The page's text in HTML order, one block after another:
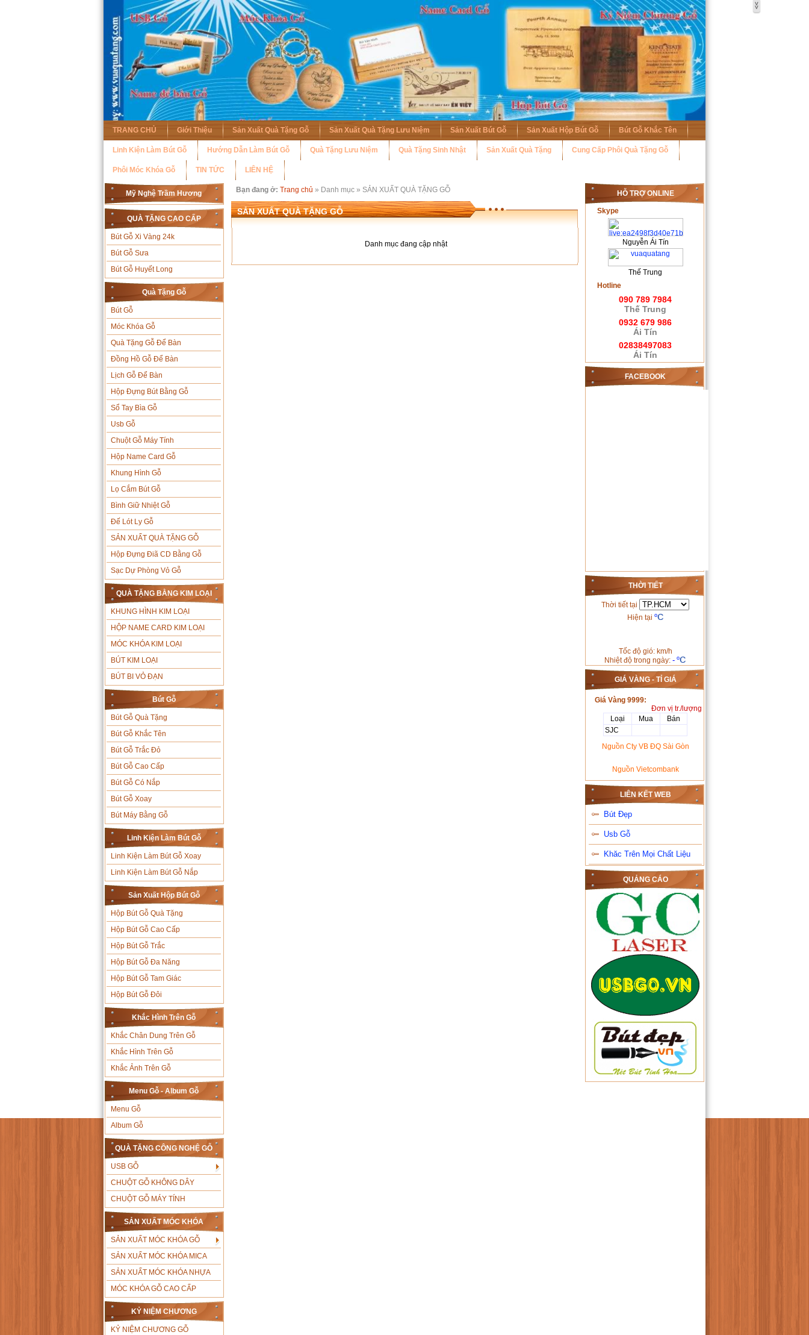
TRANG CHỦ Giới Thiệu Sản Xuất Quà Tặng Gỗ Sản Xuất Quà Tặng Lưu Niệm Sản Xuất Bút Gỗ Sản Xuất Hộp Bút Gỗ Bút Gỗ Khắc Tên
Linh Kiện Làm Bút Gỗ Hướng Dẫn Làm Bút Gỗ Quà Tặng Lưu Niệm Quà Tặng Sinh Nhật Sản Xuất Quà Tặng Cung Cấp Phôi Quà Tặng Gỗ
Phôi Móc Khóa Gỗ TIN TỨC LIÊN HỆ
Mỹ Nghệ Trầm Hương
QUÀ TẶNG CAO CẤP
Bút Gỗ Xi Vàng 24k
Bút Gỗ Sưa
Bút Gỗ Huyết Long
Quà Tặng Gỗ
Bút Gỗ
Móc Khóa Gỗ
Quà Tặng Gỗ Để Bàn
Đồng Hồ Gỗ Để Bàn
Lịch Gỗ Để Bàn
Hộp Đựng Bút Bằng Gỗ
Sổ Tay Bìa Gỗ
Usb Gỗ
Chuột Gỗ Máy Tính
Hộp Name Card Gỗ
Khung Hình Gỗ
Lọ Cắm Bút Gỗ
Bình Giữ Nhiệt Gỗ
Đế Lót Ly Gỗ
SẢN XUẤT QUÀ TẶNG GỖ
Hộp Đựng Điã CD Bằng Gỗ
Sạc Dự Phòng Vỏ Gỗ
QUÀ TẶNG BẰNG KIM LOẠI
KHUNG HÌNH KIM LOẠI
HỘP NAME CARD KIM LOẠI
MÓC KHÓA KIM LOẠI
BÚT KIM LOẠI
BÚT BI VỎ ĐẠN
Bút Gỗ
Bút Gỗ Quà Tặng
Bút Gỗ Khắc Tên
Bút Gỗ Trắc Đỏ
Bút Gỗ Cao Cấp
Bút Gỗ Có Nắp
Bút Gỗ Xoay
Bút Máy Bằng Gỗ
Linh Kiện Làm Bút Gỗ
Linh Kiện Làm Bút Gỗ Xoay
Linh Kiện Làm Bút Gỗ Nắp
Sản Xuất Hộp Bút Gỗ
Hộp Bút Gỗ Quà Tặng
Hộp Bút Gỗ Cao Cấp
Hộp Bút Gỗ Trắc
Hộp Bút Gỗ Đa Năng
Hộp Bút Gỗ Tam Giác
Hộp Bút Gỗ Đôi
Khắc Hình Trên Gỗ
Khắc Chân Dung Trên Gỗ
Khắc Hình Trên Gỗ
Khắc Ảnh Trên Gỗ
Menu Gỗ - Album Gỗ
Menu Gỗ
Album Gỗ
QUÀ TẶNG CÔNG NGHỆ GỖ
USB GỖ
CHUỘT GỖ KHÔNG DÂY
CHUỘT GỖ MÁY TÍNH
SẢN XUẤT MÓC KHÓA
SẢN XUẤT MÓC KHÓA GỖ
SẢN XUẤT MÓC KHÓA MICA
SẢN XUẤT MÓC KHÓA NHỰA
MÓC KHÓA GỖ CAO CẤP
KỶ NIỆM CHƯƠNG
KỶ NIỆM CHƯƠNG GỖ
Bạn đang ở: Trang chủ » Danh mục » SẢN XUẤT QUÀ TẶNG GỖ
SẢN XUẤT QUÀ TẶNG GỖ
Danh mục đang cập nhật
HỖ TRỢ ONLINE
Skype
Nguyễn Ái Tín
Thế Trung
Hotline
090 789 7984
Thế Trung
0932 679 986
Ái Tín
02838497083
Ái Tín
FACEBOOK
THỜI TIẾT
Thời tiết tại
Hiện tại
Tốc độ gió: km/h
Nhiệt độ trong ngày: -
GIÁ VÀNG - TỈ GIÁ
Giá Vàng 9999:
Đơn vị tr./lượng
Loại
Mua
Bán
SJC
Nguồn Cty VB ĐQ Sài Gòn
Nguồn Vietcombank
LIÊN KẾT WEB
Bút Đẹp
Usb Gỗ
Khăc Trên Mọi Chất Liệu
QUẢNG CÁO